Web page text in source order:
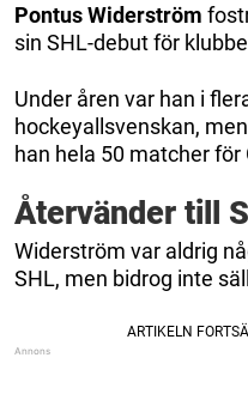
Pontus Widerström
sin SHL-debut för
Under åren var han i
hockeyallsvenskan,
han hela 50 matcher för
Återvänder till
Widerström var aldrig
SHL, men bidrog inte